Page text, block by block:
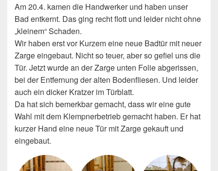
Am 20.4. kamen die Handwerker und haben unser
Bad entkernt. Das ging recht flott und leider nicht ohne
„kleinem“ Schaden.
Wir haben erst vor Kurzem eine neue Badtür mit neuer
Zarge eingebaut. Nicht so teuer, aber so gefiel uns die
Tür. Jetzt wurde an der Zarge unten Folie abgerissen,
bei der Entfernung der alten Bodenfliesen. Und leider
auch ein dicker Kratzer im Türblatt.
Da hat sich bemerkbar gemacht, dass wir eine gute
Wahl mit dem Klempnerbetrieb gemacht haben. Er hat
kurzer Hand eine neue Tür mit Zarge gekauft und
eingebaut.